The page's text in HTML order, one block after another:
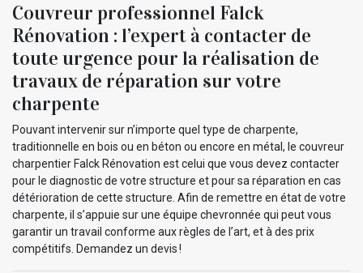
Couvreur professionnel Falck
Rénovation : l’expert à contacter de
toute urgence pour la réalisation de
travaux de réparation sur votre
charpente
Pouvant intervenir sur n’importe quel type de charpente,
traditionnelle en bois ou en béton ou encore en métal, le couvreur
charpentier Falck Rénovation est celui que vous devez contacter
pour le diagnostic de votre structure et pour sa réparation en cas
détérioration de cette structure. Afin de remettre en état de votre
charpente, il s’appuie sur une équipe chevronnée qui peut vous
garantir un travail conforme aux règles de l’art, et à des prix
compétitifs. Demandez un devis !